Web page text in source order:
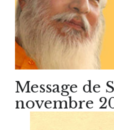
Message de
novembre